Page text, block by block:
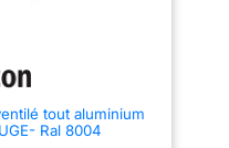
tout aluminium
Ral 8004